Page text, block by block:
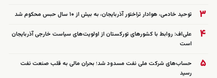
۳ توحید خادمی، هوادار تراختور آذربایجان، به بیش از ۱۰ سال حبس محکوم شد
۴
علی‌اف: روابط با کشورهای تورکستان از اولویت‌های سیاست خارجی آذربایجان
است
۵
حساب‌های شرکت ملی نفت مسدود شد؛ بحران مالی به قلب صنعت نفت
رسید